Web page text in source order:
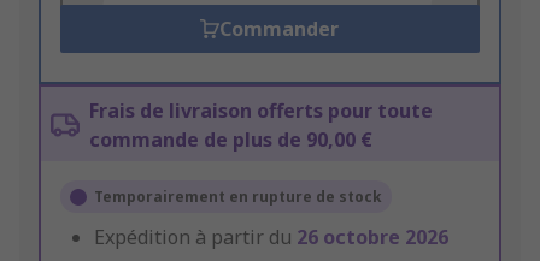
Commander
Frais de livraison offerts pour toute
commande de plus de 90,00 €
Temporairement en rupture de stock
Expédition à partir du 26 octobre 2026